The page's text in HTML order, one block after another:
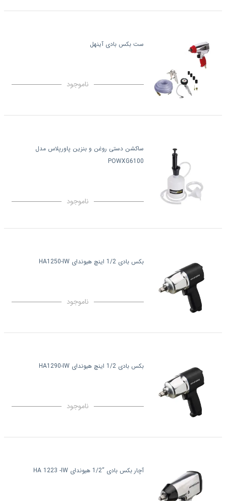
ست بکس بادی آینهل
ناموجود
ساکشن دستی روغن و بنزین پاورپلاس مدل
POWXG6100
ناموجود
بکس بادی 1/2 اینچ هیوندای HA1250-IW
ناموجود
بکس بادی 1/2 اینچ هیوندای HA1290-IW
ناموجود
آچار بکس بادی “1/2 هیوندای HA 1223 -IW